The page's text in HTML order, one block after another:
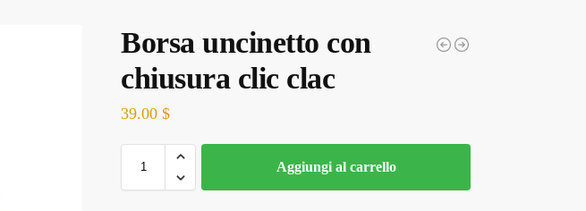
Borsa uncinetto con
chiusura clic clac
39.00$
Aggiungi al carrello